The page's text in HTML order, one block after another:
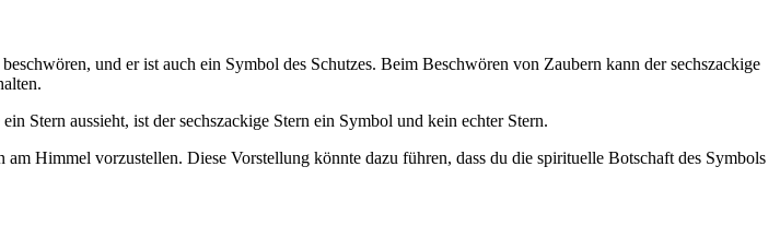
und er ist auch ein Symbol des Schutzes. Beim Beschwören von Zaubern kann der sechszackige
Stern aussieht, ist der sechszackige Stern ein Symbol und kein echter Stern.
Himmel vorzustellen. Diese Vorstellung könnte dazu führen, dass du die spirituelle Botschaft des Symbols